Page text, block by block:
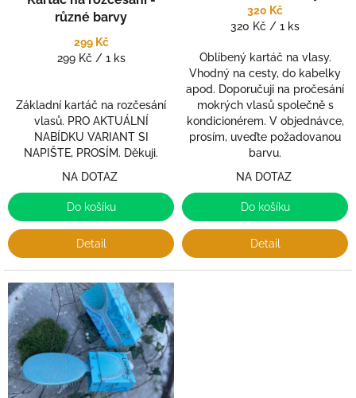
různé barvy
299 Kč
Měrná
299 Kč / 1 ks
Základní kartáč na rozčesání
vlasů. PRO AKTUÁLNÍ
NABÍDKU VARIANT SI
NAPIŠTE, PROSÍM. Děkuji.
NA DOTAZ
Do košíku
Detail
320 Kč
Měrná
320 Kč / 1 ks
Oblíbený kartáč na vlasy.
Vhodný na cesty, do kabelky
apod. Doporučuji na pročesání
mokrých vlasů společně s
kondicionérem. V objednávce,
prosím, uveďte požadovanou
barvu.
NA DOTAZ
Do košíku
Detail